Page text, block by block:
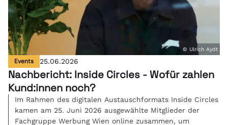
© Ulrich Aydt
Events 25.06.2026
Nachbericht: Inside Circles - Wofür zahlen
Kund:innen noch?
Im Rahmen des digitalen Austauschformats Inside Circles
kamen am 25. Juni 2026 ausgewählte Mitglieder der
Fachgruppe Werbung Wien online zusammen, um